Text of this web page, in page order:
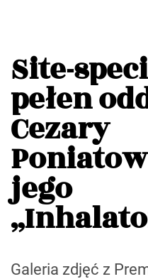
Site-
pełen
Cezary
jego
Galeria zdjęć z